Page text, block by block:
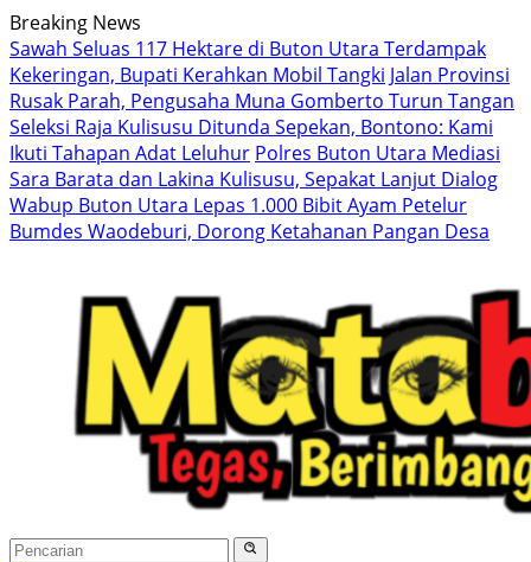
Langsung
ke
konten
Breaking News
Sawah Seluas 117 Hektare di Buton Utara Terdampak
Kekeringan, Bupati Kerahkan Mobil Tangki Jalan Provinsi
Rusak Parah, Pengusaha Muna Gomberto Turun Tangan
Seleksi Raja Kulisusu Ditunda Sepekan, Bontono: Kami
Ikuti Tahapan Adat Leluhur Polres Buton Utara Mediasi
Sara Barata dan Lakina Kulisusu, Sepakat Lanjut Dialog
Wabup Buton Utara Lepas 1.000 Bibit Ayam Petelur
Bumdes Waodeburi, Dorong Ketahanan Pangan Desa